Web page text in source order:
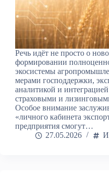
Речь идёт не просто о
формировании
экосистемы
мерами господдержки,
аналитикой и
страховыми и
Особое внимание
«личного кабинета
предприятия смогут…
27.05.2026